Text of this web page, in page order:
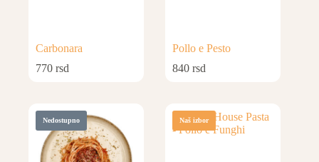
Carbonara
770 rsd
Pollo e Pesto
840rsd
Nedostupno Naš izbor